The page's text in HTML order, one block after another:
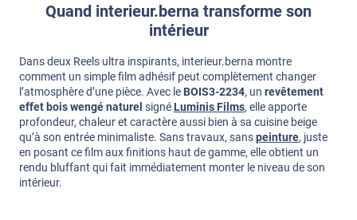
Quand interieur.berna transforme son
intérieur
Dans deux Reels ultra inspirants, interieur.berna montre
comment un simple film adhésif peut complètement changer
l’atmosphère d’une pièce. Avec le BOIS3-2234, un revêtement
effet bois wengé naturel signé Luminis Films, elle apporte
profondeur, chaleur et caractère aussi bien à sa cuisine beige
qu’à son entrée minimaliste. Sans travaux, sanspeinture, juste
en posant ce film aux finitions haut de gamme, elle obtient un
rendu bluffant qui fait immédiatement monter le niveau de son
intérieur.